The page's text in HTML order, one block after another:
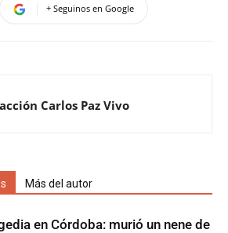
+ Seguinos en Google
Carlos Paz Vivo
Más del autor
en Córdoba: murió un nene de